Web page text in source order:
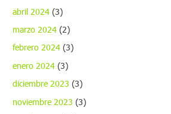
abril 2024 (3)
marzo 2024 (2)
febrero 2024 (3)
enero 2024 (3)
diciembre 2023 (3)
noviembre 2023 (3)